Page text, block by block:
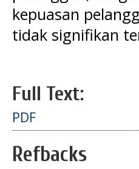
kepuasan
tidak signifikan
Full Text:
PDF
Refbacks